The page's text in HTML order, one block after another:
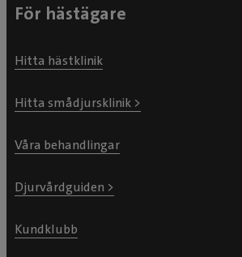
För hästägare
Hitta hästklinik
Hitta smådjursklinik >
Våra behandlingar
Djurvårdguiden >
Kundklubb